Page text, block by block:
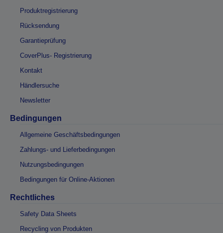
Produktregistrierung
Rücksendung
Garantieprüfung
CoverPlus- Registrierung
Kontakt
Händlersuche
Newsletter
Bedingungen
Allgemeine Geschäftsbedingungen
Zahlungs- und Lieferbedingungen
Nutzungsbedingungen
Bedingungen für Online-Aktionen
Rechtliches
Safety Data Sheets
Recycling von Produkten